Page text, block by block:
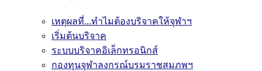
เหตุผลที่...ทำไมต้องบริจาคให้จุฬาฯ
เริ่มต้นบริจาค
ระบบบริจาคอิเล็กทรอนิกส์
กองทุนจุฬาลงกรณ์บรมราชสมภพฯ